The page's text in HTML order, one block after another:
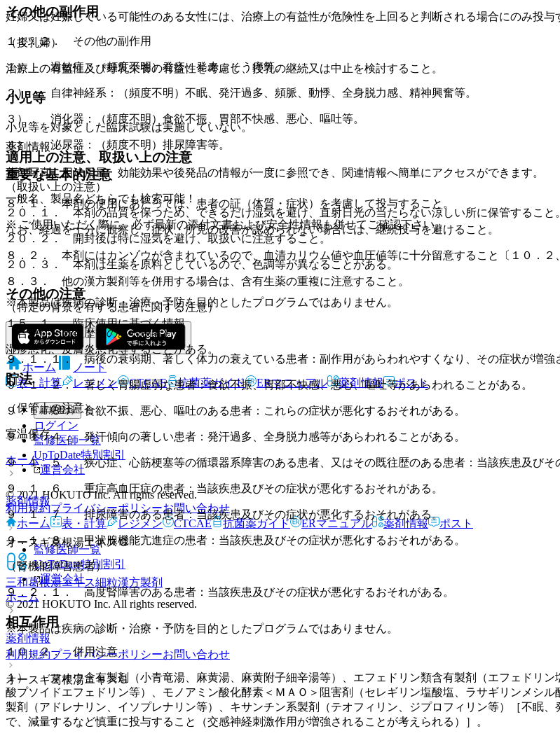
妊婦又は妊娠している可能性のある女性には、治療上の有益性が危険性を上回ると判断される場合にのみ投与
（授乳婦）
治療上の有益性及び母乳栄養の有益性を考慮し、授乳の継続又は中止を検討すること。
小児等
小児等を対象とした臨床試験は実施していない。
適用上の注意、取扱い上の注意
（取扱い上の注意）
２０．１． 本剤の品質を保つため、できるだけ湿気を避け、直射日光の当たらない涼しい所に保管すること。
２０．２． 開封後は特に湿気を避け、取扱いに注意すること。
２０．３． 本剤は生薬を原料としているので、色調等が異なることがある。
その他の注意
１５．１． 臨床使用に基づく情報
湿疹悪化、皮膚炎悪化等することがある。
貯法
（保管上の注意）
室温保存。
ホーム
薬剤情報
オースギ葛根湯エキスＧ
三和葛根湯エキス細粒漢方製剤
ホーム
薬剤情報
オースギ葛根湯エキスＧ
その他の副作用
１１．２． その他の副作用
１）． 過敏症：（頻度不明）発疹、発赤、そう痒等。
２）． 自律神経系：（頻度不明）不眠、発汗過多、頻脈、動悸、全身脱力感、精神興奮等。
３）． 消化器：（頻度不明）食欲不振、胃部不快感、悪心、嘔吐等。
４）． 泌尿器：（頻度不明）排尿障害等。
重要な基本的注意
８．１． 本剤の使用にあたっては、患者の証（体質・症状）を考慮して投与すること。
なお、経過を十分に観察し、症状・所見の改善が認められない場合には、継続投与を避けること。
８．２． 本剤にはカンゾウが含まれているので、血清カリウム値や血圧値等に十分留意すること〔１０．２
８．３． 他の漢方製剤等を併用する場合は、含有生薬の重複に注意すること。
（特定の背景を有する患者に関する注意）
（合併症・既往歴等のある患者）
９．１．１． 病後の衰弱期、著しく体力の衰えている患者：副作用があらわれやすくなり、その症状が増強
９．１．２． 著しく胃腸虚弱な患者：食欲不振、胃部不快感、悪心、嘔吐等があらわれることがある。
９．１．３． 食欲不振、悪心、嘔吐のある患者：これらの症状が悪化するおそれがある。
９．１．４． 発汗傾向の著しい患者：発汗過多、全身脱力感等があらわれることがある。
９．１．５． 狭心症、心筋梗塞等の循環器系障害のある患者、又はその既往歴のある患者：当該疾患及びそ
９．１．６． 重症高血圧症の患者：当該疾患及びその症状が悪化するおそれがある。
９．１．７． 排尿障害のある患者：当該疾患及びその症状が悪化するおそれがある。
９．１．８． 甲状腺機能亢進症の患者：当該疾患及びその症状が悪化するおそれがある。
（腎機能障害患者）
９．２．１． 高度腎障害のある患者：当該疾患及びその症状が悪化するおそれがある。
相互作用
１０．２． 併用注意：
１）． マオウ含有製剤（小青竜湯、麻黄湯、麻黄附子細辛湯等）、エフェドリン類含有製剤（エフェドリ
酸プソイドエフェドリン等）、モノアミン酸化酵素＜ＭＡＯ＞阻害剤（セレギリン塩酸塩、ラサギリンメシ
製剤（アドレナリン、イソプレナリン等）、キサンチン系製剤（テオフィリン、ジプロフィリン等）［不眠
で、減量するなど慎重に投与すること（交感神経刺激作用が増強されることが考えられる）］。
薬剤情報
薬剤写真、用法用量、効能効果や後発品の情報が一度に参照でき、関連情報へ簡単にアクセスができます。
一般名、製品名どちらでも検索可能！
※ ご使用いただく際に、必ず最新の添付文書および安全性情報も併せてご確認下さい。
※本製品は疾病の診断・治療・予防を目的としたプログラムではありません。
ホーム
ノート
表・計算
レジメン CTCAE 抗菌薬ガイド ERマニュアル 薬剤情報 ポスト
新規登録
ログイン
監修医師一覧
UpToDate特別割引
運営会社
© 2021 HOKUTO Inc. All rights reserved.
利用規約プライバシーポリシーお問い合わせ
ホーム
表・計算 レジメン CTCAE 抗菌薬ガイド ERマニュアル 薬剤情報 ポスト
監修医師一覧
UpToDate特別割引
運営会社
© 2021 HOKUTO Inc. All rights reserved.
※本製品は疾病の診断・治療・予防を目的としたプログラムではありません。
利用規約プライバシーポリシーお問い合わせ